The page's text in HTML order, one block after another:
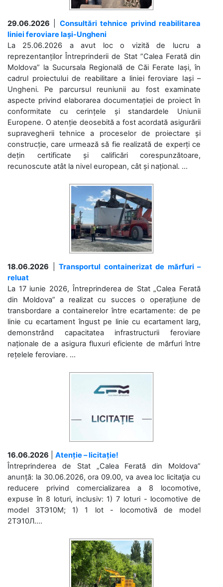
29.06.2026
Consultări tehnice privind reabilitarea
liniei feroviare Iași-Ungheni
La 25.06.2026 a avut loc o vizită de lucru a
reprezentanților Întreprinderii de Stat ”Calea Ferată din
Moldova” la Sucursala Regională de Căi Ferate Iași, în
cadrul proiectului de reabilitare a liniei feroviare Iași –
Ungheni. Pe parcursul reuniunii au fost examinate
aspecte privind elaborarea documentației de proiect în
conformitate cu cerințele și standardele Uniunii
Europene. O atenție deosebită a fost acordată asigurării
supravegherii tehnice a proceselor de proiectare și
construcție, care urmează să fie realizată de experți ce
dețin certificate și calificări corespunzătoare,
recunoscute atât la nivel european, cât și național. ...
18.06.2026
Transportul containerizat de mărfuri –
reluat
La 17 iunie 2026, Întreprinderea de Stat „Calea Ferată
din Moldova” a realizat cu succes o operațiune de
transbordare a containerelor între ecartamente: de pe
linie cu ecartament îngust pe linie cu ecartament larg,
demonstrând capacitatea infrastructurii feroviare
naționale de a asigura fluxuri eficiente de mărfuri între
rețelele feroviare. ...
16.06.2026
Atenție – licitație!
Întreprinderea de Stat „Calea Ferată din Moldova”
anunță: la 30.06.2026, ora 09.00, va avea loc licitaţia cu
reducere privind comercializarea a 8 locomotive,
expuse în 8 loturi, inclusiv: 1) 7 loturi - locomotive de
model 3ТЭ10М; 1) 1 lot - locomotivă de model
2ТЭ10Л....